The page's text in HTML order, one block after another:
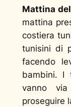
Mattina
mattina
costiera
tunisini di
facendo
bambini. I
vanno
proseguire